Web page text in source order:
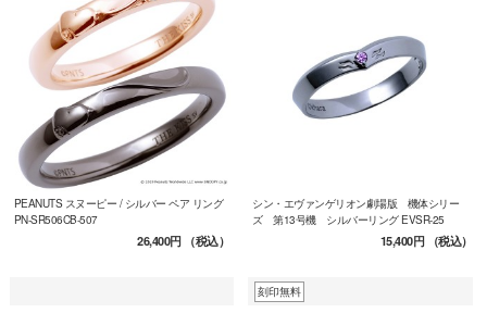
PEANUTS スヌーピー / シルバー ペア リング
PN-SR506CB-507
26,400円（税込）
シン・エヴァンゲリオン劇場版 機体シリー
ズ 第13号機 シルバーリング EVSR-25
15,400円（税込）
刻印無料